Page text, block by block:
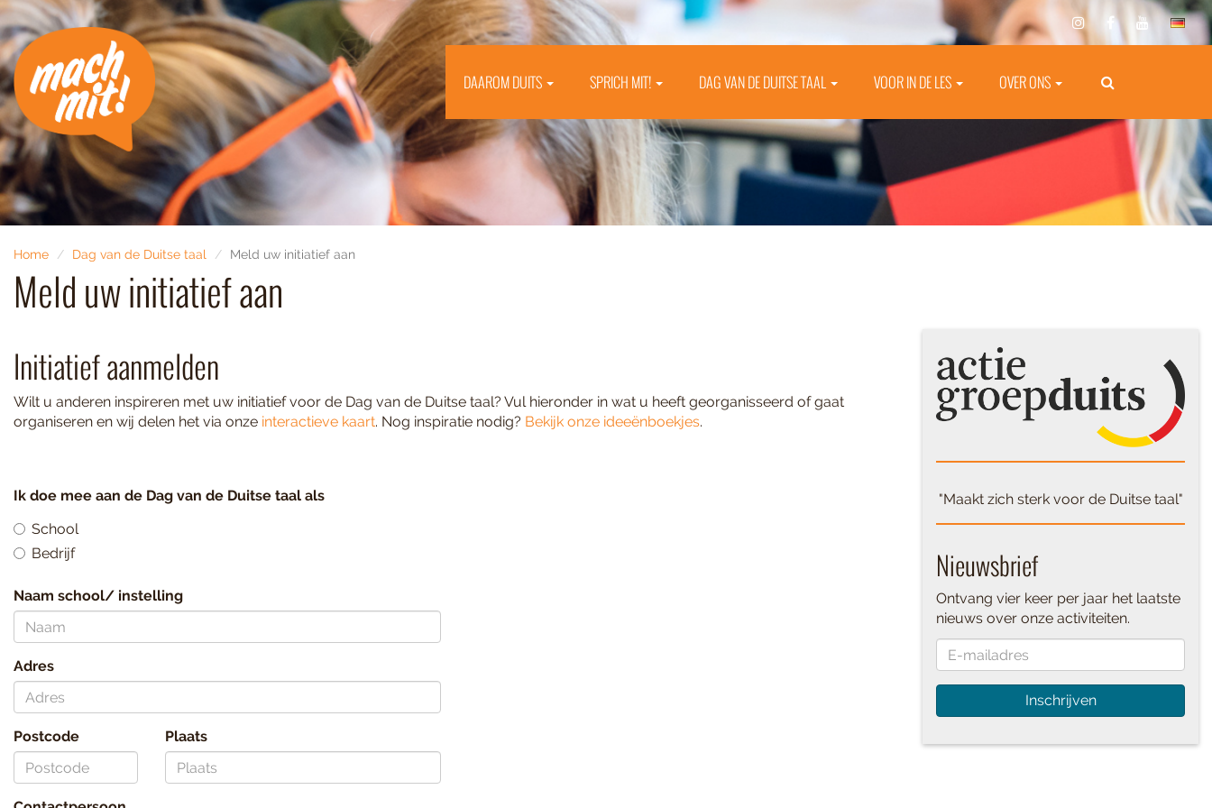
DAAROM DUITS SPRICH MIT! DAG VAN DE DUITSE TAAL VOOR IN DE LES OVER ONS
Home Dag van de Duitse taal Meld uw initiatief aan
Meld uw initiatief aan
Initiatief aanmelden
Wilt u anderen inspireren met uw initiatief voor de Dag van de Duitse taal? Vul hieronder in wat u heeft georganisseerd of gaat
organiseren en wij delen het via onze interactieve kaart. Nog inspiratie nodig? Bekijk onze ideeënboekjes.
Ik doe mee aan de Dag van de Duitse taal als
School
Bedrijf
Naam school/ instelling
Adres
Postcode Plaats
"Maakt zich sterk voor de Duitse taal"
Nieuwsbrief
Ontvang vier keer per jaar het laatste
nieuws over onze activiteiten.
Inschrijven